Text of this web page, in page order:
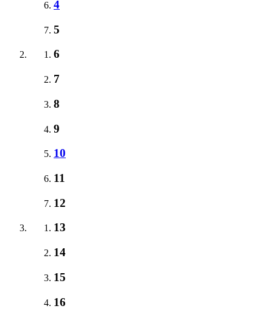
4
5
6
7
8
9
10
11
12
13
14
15
16